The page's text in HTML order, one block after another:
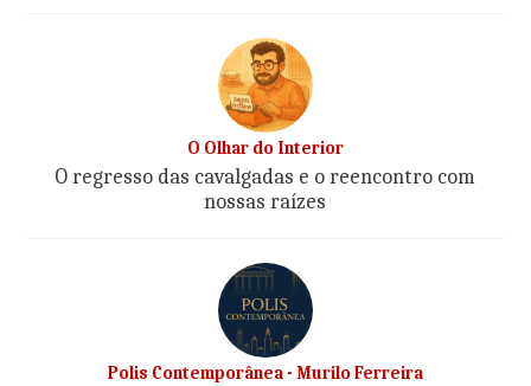
O Olhar do Interior
O regresso das cavalgadas e o reencontro com
nossas raízes
Polis Contemporânea - Murilo Ferreira